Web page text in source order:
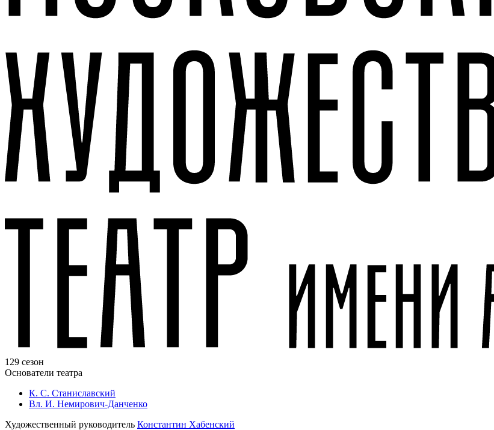
129 сезон
Основатели театра
К. С. Станиславский
Вл. И. Немирович-Данченко
Художественный руководитель Константин Хабенский